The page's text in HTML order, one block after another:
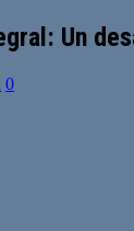
Un
0